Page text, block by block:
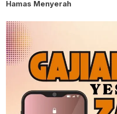
Hamas Menyerah